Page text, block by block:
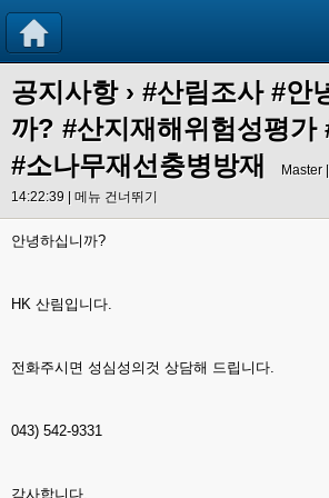
공지사항› #산림조사 #안
까? #산지재해위험성평가
#소나무재선충병방재
Master
14:22:39 | 메뉴 건너뛰기
안녕하십니까?
HK 산림입니다.
전화주시면 성심성의것 상담해 드립니다.
043) 542-9331
감사합니다.